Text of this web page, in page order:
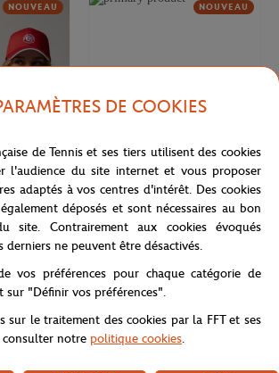
NOUVEAU
32,00 €
battue
NOUVEAU
ROLAND GARROS 35,00 €
Casquette Heritage Roland-Garros -
Beige
NOUVEAU NOUVEAU
DE COOKIES
de Tennis et ses tiers utilisent des cookies
l'audience du site internet et vous proposer
adaptés à vos centres d'intérêt. Des cookies
déposés et sont nécessaires au bon
site. Contrairement aux cookies évoqués
derniers ne peuvent être désactivés.
vos préférences pour chaque catégorie de
sur "Définir vos préférences".
sur le traitement des cookies par la FFT et ses
notre politique cookies.